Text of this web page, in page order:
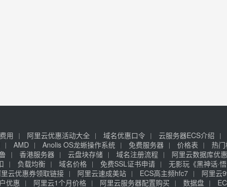
用 阿里云优惠活动大全 域名优惠口令 云服务器ECS介绍
AMD Anolis OS龙蜥操作系统 免费服务器 价格表 热
香港服务器 云盘块存储 域名注册流程 阿里云数据库优惠
负载均衡 域名价格 免费SSL证书申请 无影玩《黑神话·
云优惠券领取链接 阿里云速成美站 ECS高主频hfc7 阿里云
优惠 阿里云1个月价格 阿里云服务器配置购买 数据盘